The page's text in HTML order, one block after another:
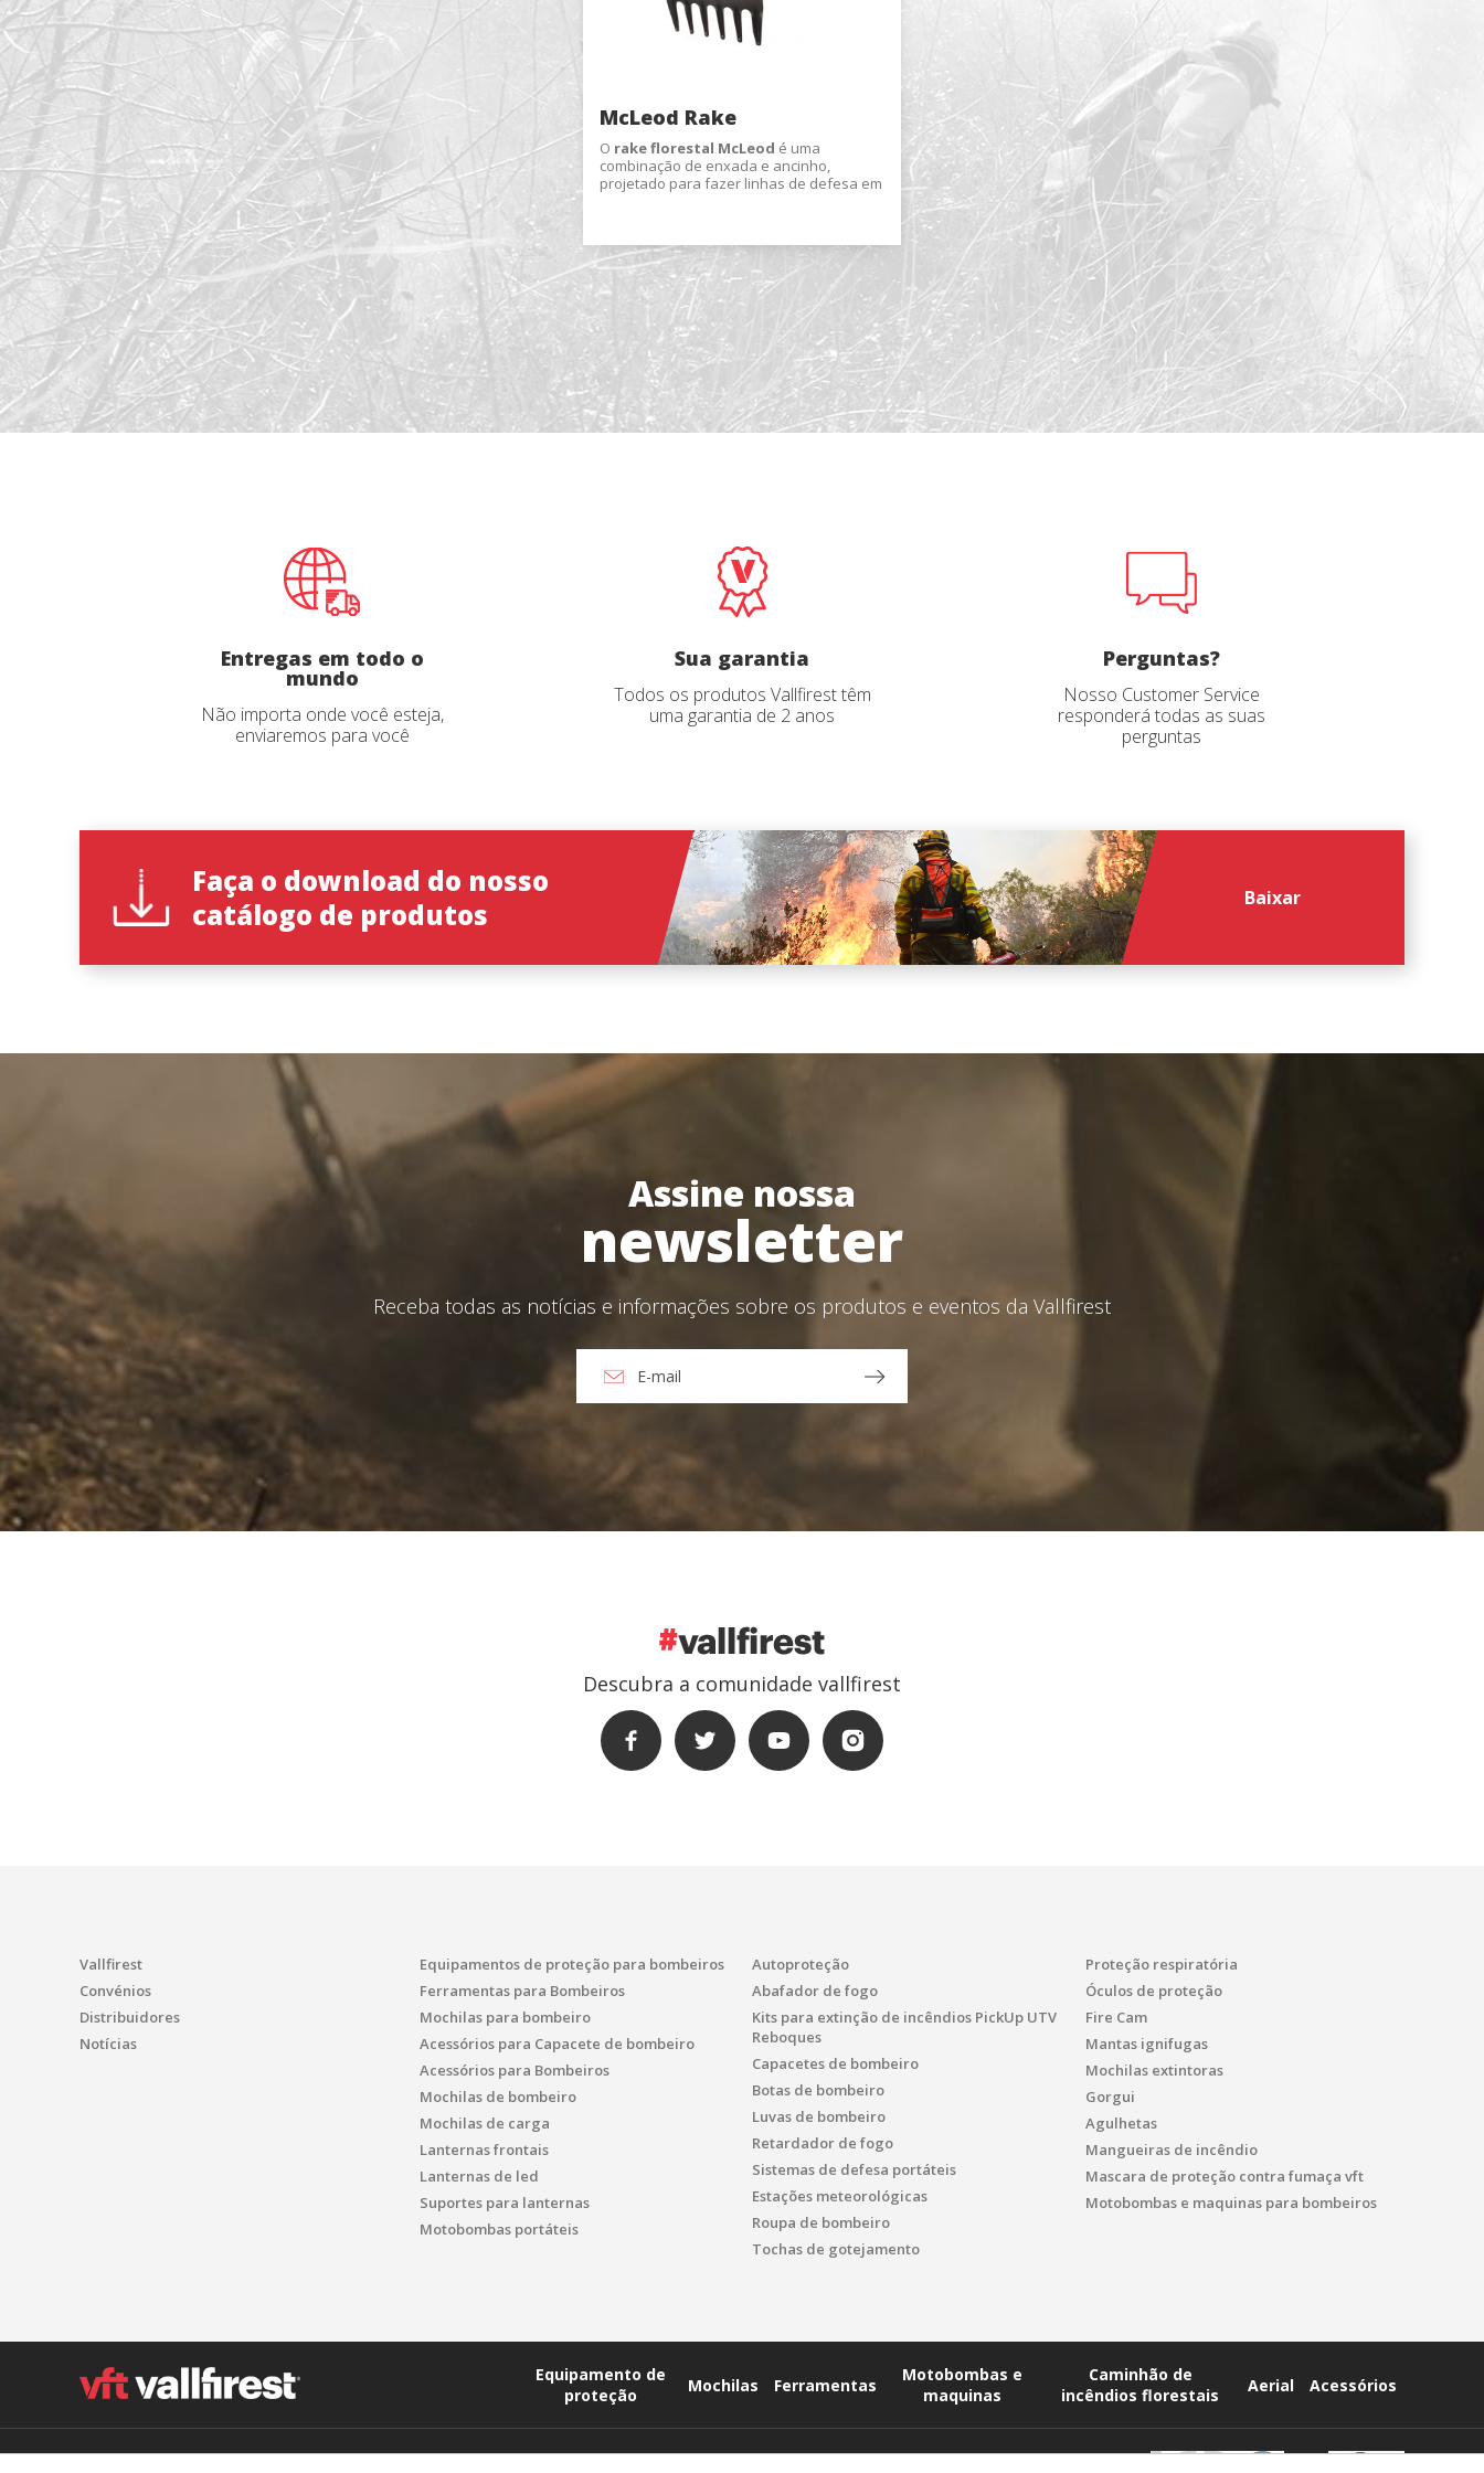
Iniciar sessão
Iniciar sessão
Esqueceu sua senha?
Crie a sua conta aqui
McLeod Rake
O rake florestal McLeod é uma
combinação de enxada e ancinho,
projetado para fazer linhas de defesa em
Entregas em todo o
mundo
Não importa onde você esteja,
enviaremos para você
Sua garantia
Todos os produtos Vallfirest têm
uma garantia de 2 anos
Perguntas?
Nosso Customer Service
responderá todas as suas
perguntas
Faça o download do nosso
catálogo de produtos
Baixar
Solicitar catálogo
País
State*
Eu li e aceito o Aviso Legal e a Política de Privacidade
Assine nossa
newsletter
Receba todas as notícias e informações sobre os produtos e eventos da Vallfirest
Descubra a comunidade vallfirest
Vallfirest
Convénios
Distribuidores
Notícias
Equipamentos de proteção para bombeiros
Ferramentas para Bombeiros
Mochilas para bombeiro
Acessórios para Capacete de bombeiro
Acessórios para Bombeiros
Mochilas de bombeiro
Mochilas de carga
Lanternas frontais
Lanternas de led
Suportes para lanternas
Motobombas portáteis
Autoproteção
Abafador de fogo
Kits para extinção de incêndios PickUp UTV
Reboques
Capacetes de bombeiro
Botas de bombeiro
Luvas de bombeiro
Retardador de fogo
Sistemas de defesa portáteis
Estações meteorológicas
Roupa de bombeiro
Tochas de gotejamento
Proteção respiratória
Óculos de proteção
Fire Cam
Mantas ignifugas
Mochilas extintoras
Gorgui
Agulhetas
Mangueiras de incêndio
Mascara de proteção contra fumaça vft
Motobombas e maquinas para bombeiros
Equipamento de
proteção
Mochilas Ferramentas
Motobombas e
maquinas
Caminhão de
incêndios florestais
Aerial Acessórios
Marketing e publicidade
Esses cookies são utilizados para armazenar informações sobre as preferências e
escolhas pessoais do usuário através da observação contínua de seus hábitos de
navegação. Graças a eles, podemos conhecer os hábitos de navegação no site e
exibir publicidade relacionada ao perfil de navegação do usuário.
Salvar configuração Aceitar tudo